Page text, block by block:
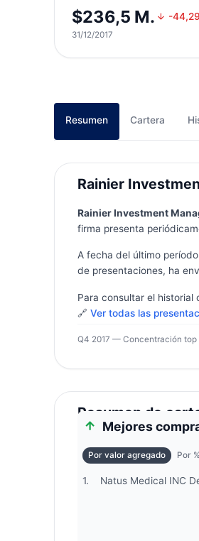
$236,5 M. -
31/12/2017
Resumen Cartera
Rainier
Rainier Investment
firma presenta
A fecha del último
de presentaciones, ha
Para consultar el historial
🔗 Ver todas las
Q4 2017 — Concentración top
Resumen de
Mejores
Por valor agregado Por
1. Natus Medical INC